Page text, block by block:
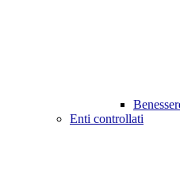
Enti controllati